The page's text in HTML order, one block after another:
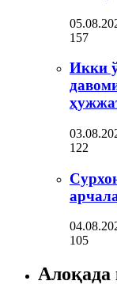
157
Икки
122
105
Алоқада